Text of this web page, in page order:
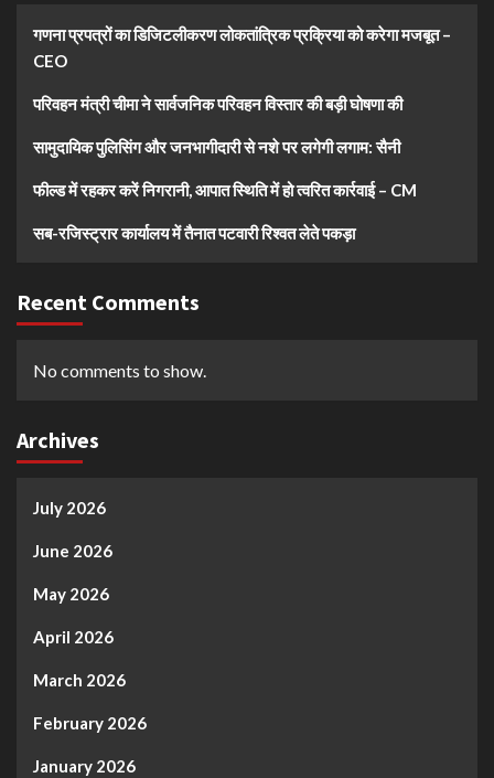
गणना प्रपत्रों का डिजिटलीकरण लोकतांत्रिक प्रक्रिया को करेगा मजबूत –
CEO
परिवहन मंत्री चीमा ने सार्वजनिक परिवहन विस्तार की बड़ी घोषणा की
सामुदायिक पुलिसिंग और जनभागीदारी से नशे पर लगेगी लगाम: सैनी
फील्ड में रहकर करें निगरानी, आपात स्थिति में हो त्वरित कार्रवाई – CM
सब-रजिस्ट्रार कार्यालय में तैनात पटवारी रिश्वत लेते पकड़ा
Recent Comments
No comments to show.
Archives
July 2026
June 2026
May 2026
April 2026
March 2026
February 2026
January 2026